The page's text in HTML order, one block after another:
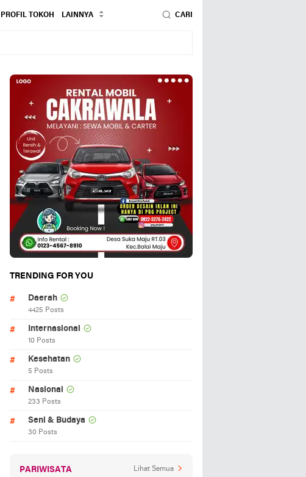
PROFIL TOKOH LAINNYA CARI
TRENDING FOR YOU
Daerah
4425 Posts
Internasional
10 Posts
Kesehatan
5 Posts
Nasional
233 Posts
Seni & Budaya
30 Posts
PARIWISATA Lihat Semua